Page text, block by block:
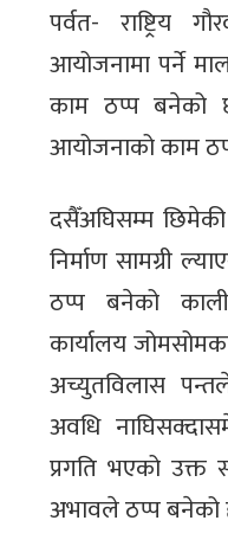
पर्वत- राष्ट्रिय
आयोजनामा पर्ने
काम ठप्प बनेको
आयोजनाको काम
दसैँअघिसम्म
निर्माण सामग्री
ठप्प बनेको
कार्यालय
अच्युतविलास
अवधि
प्रगति भएको उक्त
अभावले ठप्प बनेको